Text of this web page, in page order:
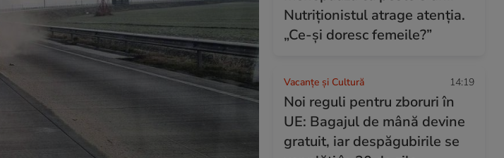
Nutriționistul atrage atenția.
„Ce-și doresc femeile?”
Vacanțe și Cultură 14:19
Noi reguli pentru zboruri în
UE: Bagajul de mână devine
gratuit, iar despăgubirile se